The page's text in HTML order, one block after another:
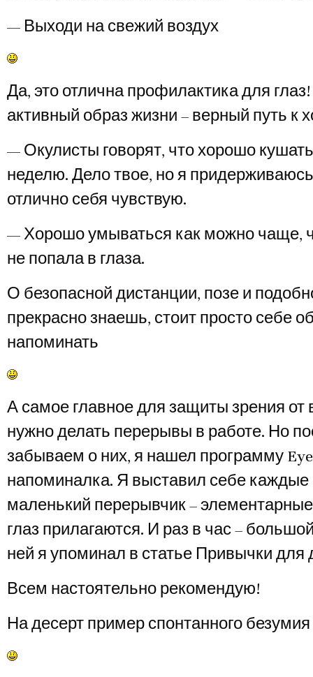
— Выходи на свежий воздух
Да, это отлична профилактика для
активный образ жизни – верный путь к
— Окулисты говорят, что хорошо
неделю. Дело твое, но я
отлично себя чувствую.
— Хорошо умываться как можно чаще,
не попала в глаза.
О безопасной дистанции, позе и
прекрасно знаешь, стоит просто себе
напоминать
А самое главное для защиты зрения от
нужно делать перерывы в работе. Но
забываем о них, я нашел программу
напоминалка. Я выставил себе каждые
маленький перерывчик –
глаз прилагаются. И раз в час –
ней я упоминал в статье Привычки для
Всем настоятельно рекомендую!
На десерт пример спонтанного безумия